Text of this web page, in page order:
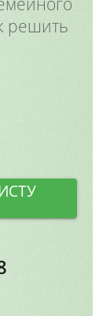
решить